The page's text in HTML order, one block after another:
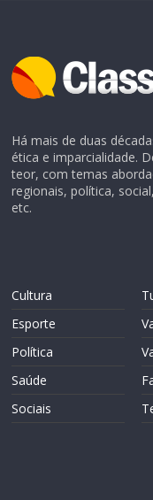
Há mais de duas
ética e imparcialidade.
teor, com temas
regionais, política,
etc.
Cultura
Esporte
Política
Saúde
Sociais